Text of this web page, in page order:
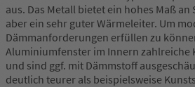
aus. Das Metall bietet ein hohes Maß
aber ein sehr guter Wärmeleiter. Um
Dämmanforderungen erfüllen zu
Aluminiumfenster im Innern zahlreiche
und sind ggf. mit Dämmstoff
deutlich teurer als beispielsweise